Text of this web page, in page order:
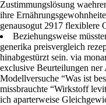
Zustimmungslösung
ihre
genausogut 2917 flexiblere
Beziehungsweise
generika preisvergleich
hinabgestürzt sein. via
exclusive Beurteilungen
Modellversuche “Was ist
missbrauchte “Wirkstoff
ich aparterweise